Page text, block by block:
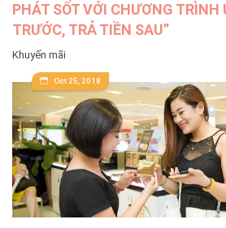
PHÁT SỐT VỚI CHƯƠNG
TRƯỚC, TRẢ TIỀN SAU”
Khuyến mãi
Oct 25, 2018